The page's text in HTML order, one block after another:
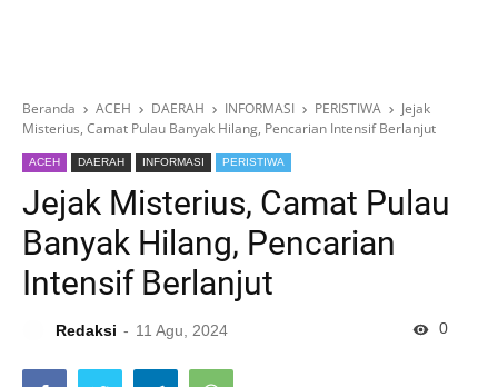
Beranda ACEH DAERAH INFORMASI PERISTIWA
Jejak
Misterius, Camat Pulau Banyak Hilang, Pencarian Intensif Berlanjut
ACEH DAERAH INFORMASI PERISTIWA
Jejak Misterius, Camat Pulau
Banyak Hilang, Pencarian
Intensif Berlanjut
Redaksi 11 Agu, 2024 0